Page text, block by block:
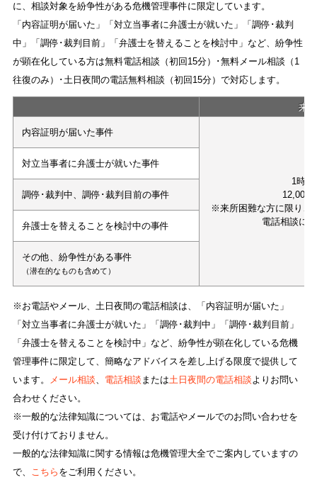
に、相談対象を紛争性がある危機管理事件に限定しています。
「内容証明が届いた」「対立当事者に弁護士が就いた」「調停･裁判
中」「調停･裁判目前」「弁護士を替えることを検討中」など、紛争性
が顕在化している方は無料電話相談（初回15分）･無料メール相談（1
往復のみ）･土日夜間の電話無料相談（初回15分）で対応します。
来所
内容証明が届いた事件
1時間
12,000
※来所困難な方に限り、
電話相談に
対立当事者に弁護士が就いた事件
調停･裁判中、調停･裁判目前の事件
弁護士を替えることを検討中の事件
その他、紛争性がある事件
（潜在的なものも含めて）
※お電話やメール、土日夜間の電話相談は、「内容証明が届いた」
「対立当事者に弁護士が就いた」「調停･裁判中」「調停･裁判目前」
「弁護士を替えることを検討中」など、紛争性が顕在化している危機
管理事件に限定して、簡略なアドバイスを差し上げる限度で提供して
います。
メール相談、 電話相談 または土日夜間の電話相談よりお問い
合わせください。
※一般的な法律知識については、お電話やメールでのお問い合わせを
受け付けておりません。
一般的な法律知識に関する情報は危機管理大全でご案内していますの
で、 こちら をご利用ください。